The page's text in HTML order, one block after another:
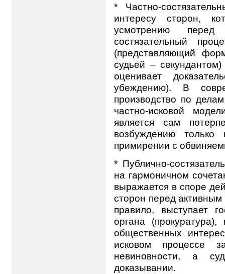
* Частно-
интересу сторон,
усмотрению
состязательный
(представляющий
судьей –
оценивает
убеждению). В
производство по
частно-исковой
является сам
возбуждению
примирении с
* Публично-
на гармоничном
выражается в споре
сторон перед активным
правило, выступает
органа
общественных
исковом процессе
невиновности, а
доказывании.